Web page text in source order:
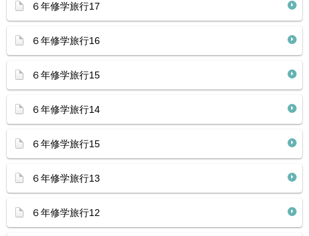
６年修学旅行17
６年修学旅行16
６年修学旅行15
６年修学旅行14
６年修学旅行15
６年修学旅行13
６年修学旅行12